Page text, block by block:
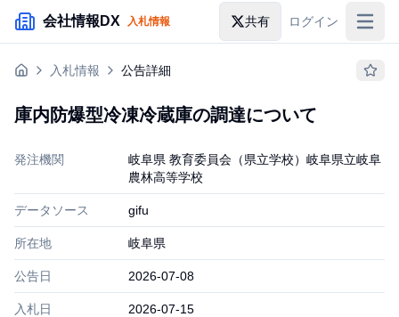
メインコンテンツにスキップ
会社情報DX 入札情報 共有 ログイン
入札情報
企業検索
入札情報 公告詳細
庫内防爆型冷凍冷蔵庫の調達について
発注機関
岐阜県 教育委員会（県立学校）岐阜県立岐阜
農林高等学校
データソース gifu
所在地 岐阜県
公告日 2026-07-08
入札日 2026-07-15